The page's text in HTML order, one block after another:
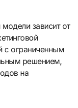
зависит от
с ограниченным
решением,
на